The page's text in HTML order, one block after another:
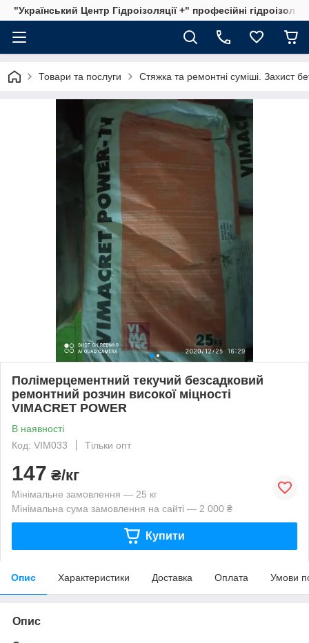
"Український Центр Гідроізоляції +" професійні
Товари та послуги Стяжка та ремонтні суміші. Захист
Полімерцементний текучий безсадковий
ремонтний розчин високої міцності
VIMACRET POWER
В наявності
Код: VIM033
Тільки опт
147 ₴/кг
Мінімальне замовлення — 25 кг
Мінімальна сума замовлення на сайті — 2 000 ₴
Купити
Опис Характеристики Доставка Оплата Умови
Опис